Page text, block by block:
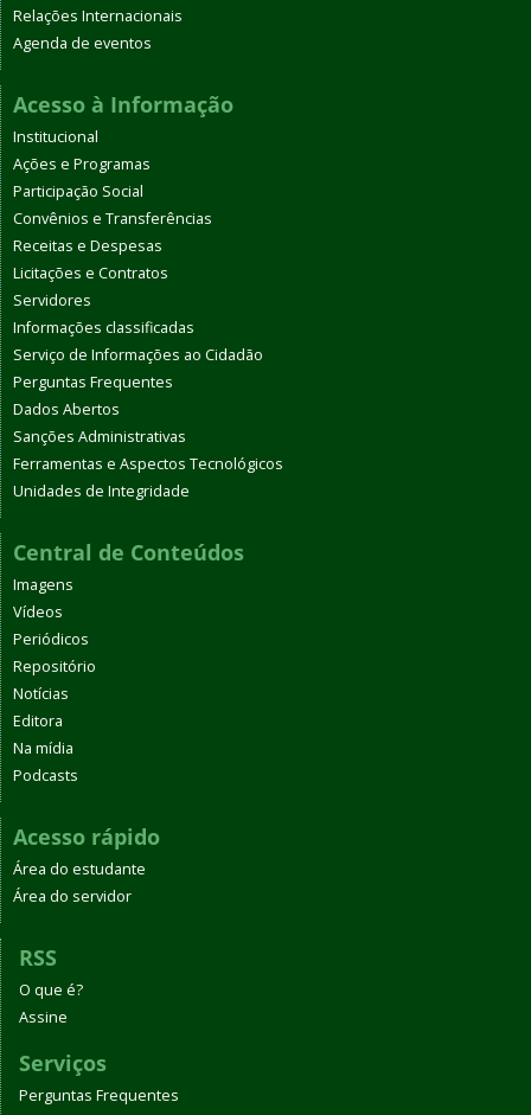
Relações Internacionais
Agenda de eventos
Acesso à Informação
Institucional
Ações e Programas
Participação Social
Convênios e Transferências
Receitas e Despesas
Licitações e Contratos
Servidores
Informações classificadas
Serviço de Informações ao Cidadão
Perguntas Frequentes
Dados Abertos
Sanções Administrativas
Ferramentas e Aspectos Tecnológicos
Unidades de Integridade
Central de Conteúdos
Imagens
Vídeos
Periódicos
Repositório
Notícias
Editora
Na mídia
Podcasts
Acesso rápido
Área do estudante
Área do servidor
RSS
O que é?
Assine
Serviços
Perguntas Frequentes